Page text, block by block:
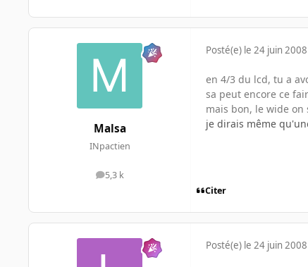
Malsa
INpactien
5,3 k
messages
Posté(e) le 24 juin 2008
en 4/3 du lcd, tu a
sa peut encore ce
mais bon, le wide
je dirais même
Citer
Posté(e) le 24 juin 2008